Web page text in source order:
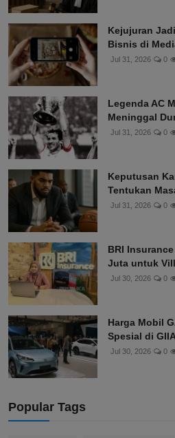
Kejujuran
Bisnis di
Jul 31, 2026 0
Legenda AC
Meninggal
Jul 31, 2026 0
Keputusan
Tentukan
Jul 31, 2026 0
BRI
Juta untuk
Jul 30, 2026 0
Harga Mobil
Spesial di
Jul 30, 2026 0
Popular Tags